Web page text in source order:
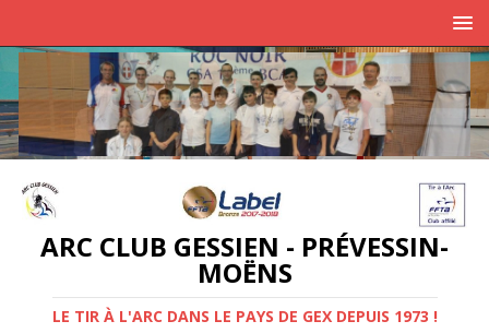
ARC CLUB GESSIEN - PRÉVESSIN-
MOËNS
LE TIR À L'ARC DANS LE PAYS DE GEX DEPUIS 1973 !